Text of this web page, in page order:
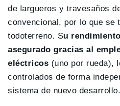
de largueros y travesaños
convencional, por lo que se
todoterreno. Su
asegurado gracias al
eléctricos (uno por rueda),
controlados de forma
sistema de nuevo desarrollo.